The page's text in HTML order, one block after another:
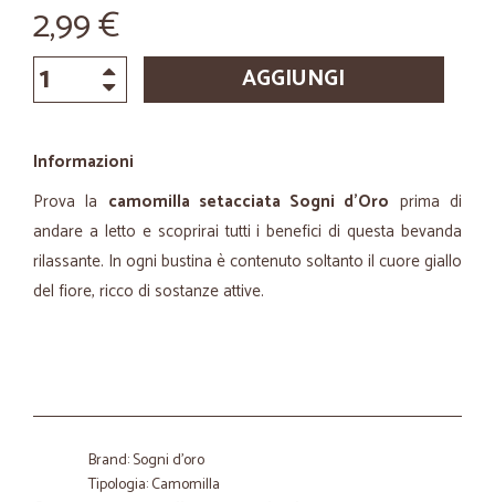
2,99 €
AGGIUNGI
Informazioni
Prova la camomilla setacciata Sogni d'Oro prima di
andare a letto e scoprirai tutti i benefici di questa bevanda
rilassante. In ogni bustina è contenuto soltanto il cuore giallo
del fiore, ricco di sostanze attive.
Brand: Sogni d'oro
Tipologia: Camomilla